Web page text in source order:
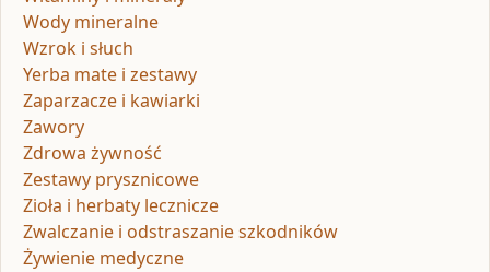
Wody mineralne
Wzrok i słuch
Yerba mate i zestawy
Zaparzacze i kawiarki
Zawory
Zdrowa żywność
Zestawy prysznicowe
Zioła i herbaty lecznicze
Zwalczanie i odstraszanie szkodników
Żywienie medyczne